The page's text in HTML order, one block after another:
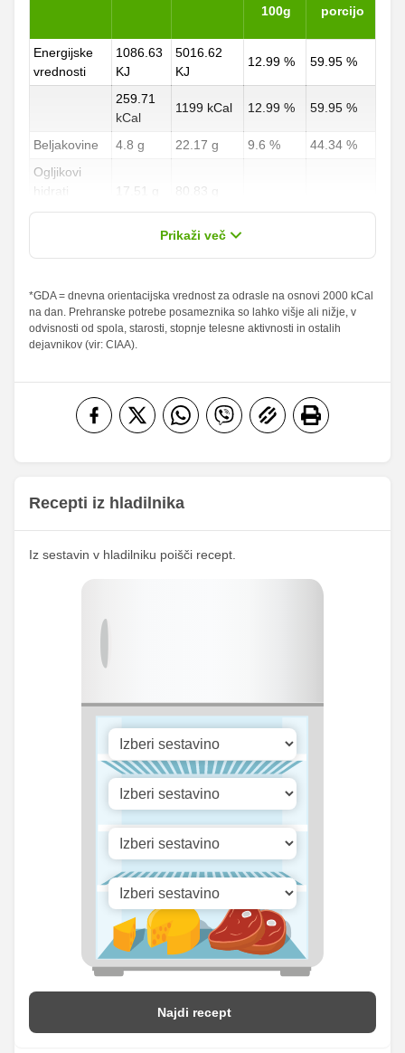
100g
porcijo
Energijske
vrednosti
1086.63
KJ
5016.62
KJ
12.99 % 59.95 %
259.71
kCal
1199 kCal 12.99 % 59.95 %
Beljakovine 4.8 g 22.17 g 9.6 %
44.34 %
Ogljikovi
hidrati
17.51 g 80.83 g
40.33 g
6.49 % 29.94 %
od teh
nasičene
maščobne
18.41 g
9.86 g
85 g 26.3 % 121.43 %
0.36 g 1.67 g 1.44 %
6.68 %
Folna kislina
0 g
0 g
mg
Kalij 498.17 mg
mg
617.9 iu
2852.67 iu
0 mg
0 mg
0.11 mg
0.5 mg
Prikaži več
*GDA = dnevna orientacijska vrednost za odrasle na osnovi 2000 kCal
na dan. Prehranske potrebe posameznika so lahko višje ali nižje, v
odvisnosti od spola, starosti, stopnje telesne aktivnosti in ostalih
dejavnikov (vir: CIAA).
Recepti iz hladilnika
Iz sestavin v hladilniku poišči recept.
Najdi recept